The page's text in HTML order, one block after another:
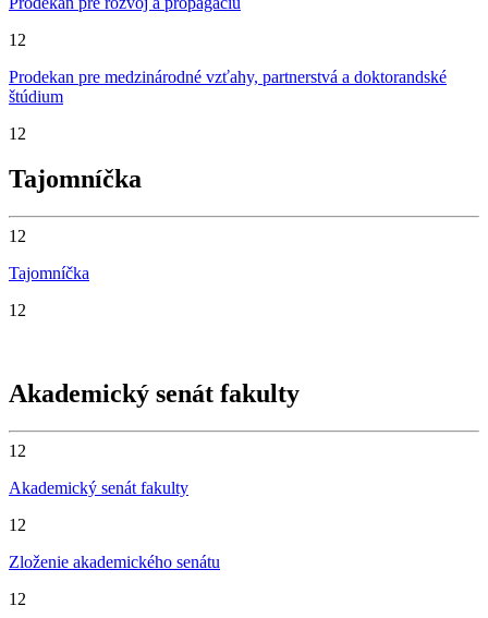
12
Prodekan pre medzinárodné vzťahy, partnerstvá a doktorandské
štúdium
12
Tajomníčka
12
Tajomníčka
12
Akademický senát fakulty
12
Akademický senát fakulty
12
Zloženie akademického senátu
12